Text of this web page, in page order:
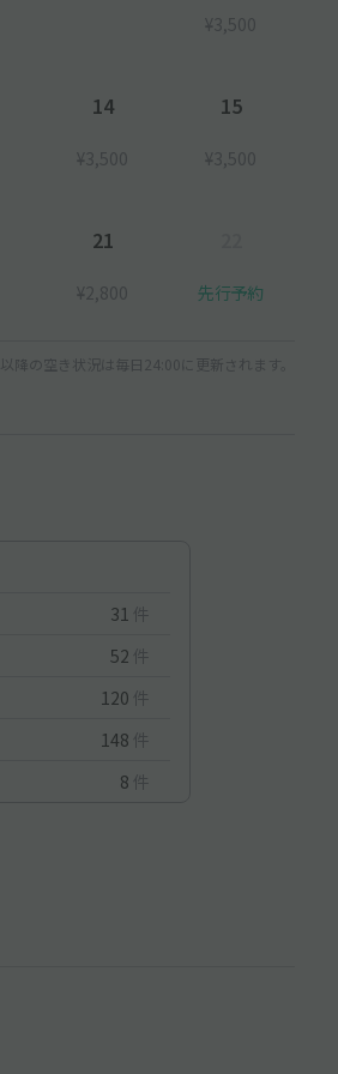
¥3,500
14
¥3,500
15
¥3,500
21
¥2,800 先行予約
以降の空き状況は毎日24:00に更新されます。
31 件
52 件
120 件
148 件
8 件